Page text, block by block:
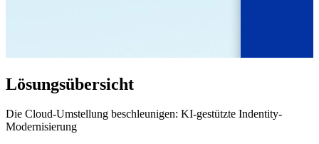
Lösungsübersicht
Die Cloud-Umstellung beschleunigen: KI-gestützte Indentity-
Modernisierung